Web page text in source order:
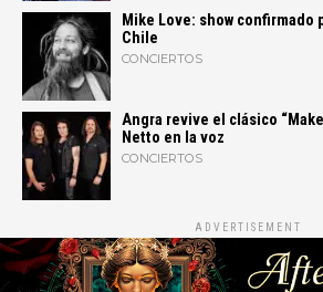
Mike Love: show confirmado
Chile
CONCIERTOS
Angra revive el clásico
Netto en la voz
CONCIERTOS
ADVERTISEMENT